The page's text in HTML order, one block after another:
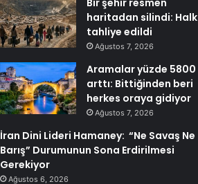
Bir şehir resmen
haritadan silindi: Halk
tahliye edildi
Ağustos 7, 2026
Aramalar yüzde 5800
arttı: Bittiğinden beri
herkes oraya gidiyor
Ağustos 7, 2026
İran Dini Lideri Hamaney: “Ne Savaş Ne
Barış” Durumunun Sona Erdirilmesi
Gerekiyor
Ağustos 6, 2026